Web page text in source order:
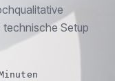
Setup